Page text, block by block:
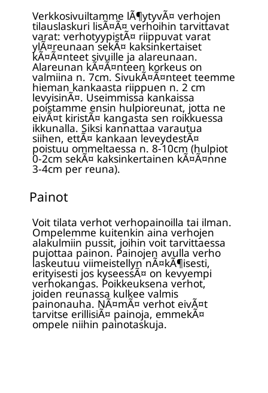
Verkkosivuiltamme lÃ¶ytyvÃ¤ verhojen
tilauslaskuri lisÃ¤Ã¤ verhoihin tarvittavat
varat: verhotyypistÃ¤ riippuvat varat
ylÃ¤reunaan sekÃ¤ kaksinkertaiset
kÃ¤Ã¤nteet sivuille ja alareunaan.
Alareunan kÃ¤Ã¤nteen korkeus on
valmiina n. 7cm. SivukÃ¤Ã¤nteet teemme
hieman kankaasta riippuen n. 2 cm
levyisinÃ¤. Useimmissa kankaissa
poistamme ensin hulpioreunat, jotta ne
eivÃ¤t kiristÃ¤ kangasta sen roikkuessa
ikkunalla. Siksi kannattaa varautua
siihen, ettÃ¤ kankaan leveydestÃ¤
poistuu ommeltaessa n. 8-10cm (hulpiot
0-2cm sekÃ¤ kaksinkertainen kÃ¤Ã¤nne
3-4cm per reuna).
Painot
Voit tilata verhot verhopainoilla tai ilman.
Ompelemme kuitenkin aina verhojen
alakulmiin pussit, joihin voit tarvittaessa
pujottaa painon. Painojen avulla verho
laskeutuu viimeistellyn nÃ¤kÃ¶isesti,
erityisesti jos kyseessÃ¤ on kevyempi
verhokangas. Poikkeuksena verhot,
joiden reunassa kulkee valmis
painonauha. NÃ¤mÃ¤ verhot eivÃ¤t
tarvitse erillisiÃ¤ painoja, emmekÃ¤
ompele niihin painotaskuja.